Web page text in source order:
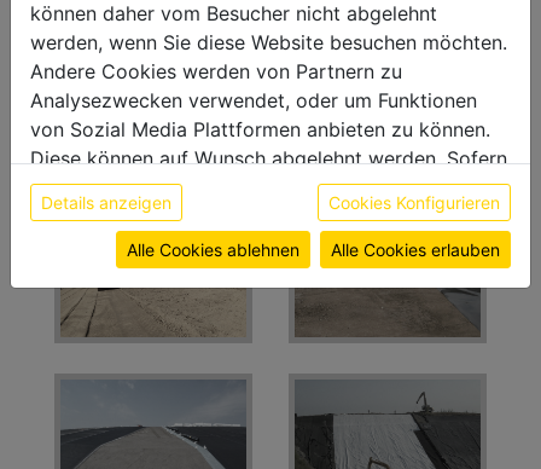
3 Lagen mineralische Dichtschicht mit
Lagenstärke 15cm, KDB-Folie 2,5mm, Schutzvlies
1200g/m2 sowie Flächendrainage 50cm mit Kies
16/32 und Sickerwasserleitung DN200 mit
Anschluss an den bestehenden Kollektor.
können daher vom Besucher nicht abgelehnt
werden, wenn Sie diese Website besuchen möchten.
Andere Cookies werden von Partnern zu
Analysezwecken verwendet, oder um Funktionen
von Sozial Media Plattformen anbieten zu können.
Diese können auf Wunsch abgelehnt werden. Sofern
sie unsere Webseite weiter nutzen, geben Sie
Einwilligung zu unseren Cookies.
Weitere Informationen finden sie in unserer
Datenschutzerklärungbzw. im Impressum
Details anzeigen Cookies Konfigurieren
Alle Cookies ablehnen Alle Cookies erlauben